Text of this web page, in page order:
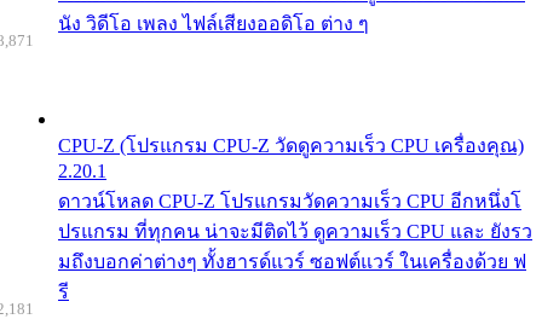
นัง วิดีโอ เพลง ไฟล์เสียงออดิโอ ต่าง ๆ
CPU-Z (โปรแกรม CPU-Z วัดดูความเร็ว CPU เครื่องคุณ)
2.20.1
ดาวน์โหลด CPU-Z โปรแกรมวัดความเร็ว CPU อีกหนึ่งโ
ปรแกรม ที่ทุกคน น่าจะมีติดไว้ ดูความเร็ว CPU และ ยังรว
มถึงบอกค่าต่างๆ ทั้งฮารด์แวร์ ซอฟต์แวร์ ในเครื่องด้วย ฟ
รี